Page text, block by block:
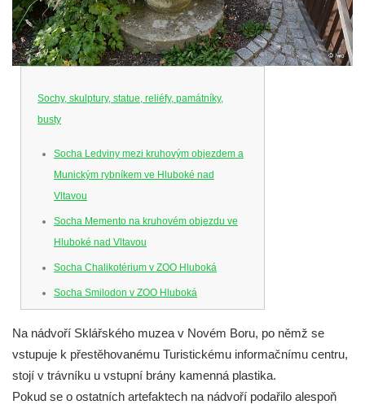
Sochy, skulptury, statue, reliéfy, památníky,
busty
Socha Ledviny mezi kruhovým objezdem a
Munickým rybníkem ve Hluboké nad
Vltavou
Socha Memento na kruhovém objezdu ve
Hluboké nad Vltavou
Socha Chalikotérium v ZOO Hluboká
Socha Smilodon v ZOO Hluboká
Socha Medvěd jeskynní v ZOO Hluboká
Na nádvoří Sklářského muzea v Novém Boru, po němž se
vstupuje k přestěhovanému Turistickému informačnímu centru,
stojí v trávníku u vstupní brány kamenná plastika.
Pokud se o ostatních artefaktech na nádvoří podařilo alespoň